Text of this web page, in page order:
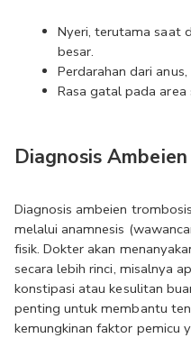
Nyeri, terutama saat
besar.
Perdarahan dari
Rasa gatal pada area
Diagnosis
Diagnosis ambeien
melalui anamnesis
fisik. Dokter akan
secara lebih rinci, misalnya
konstipasi atau kesulitan
penting untuk membantu
kemungkinan faktor pemicu